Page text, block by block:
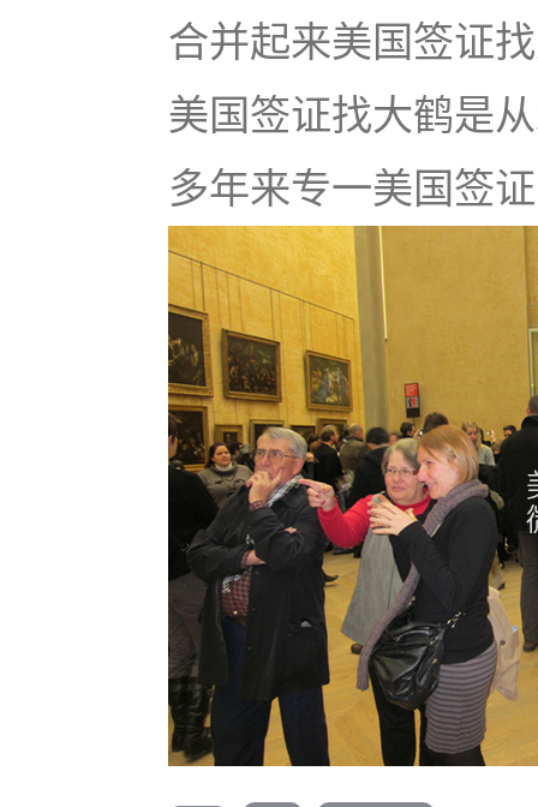
合并起来美国签证
美国签证找大鹤是
多年来专一美国签